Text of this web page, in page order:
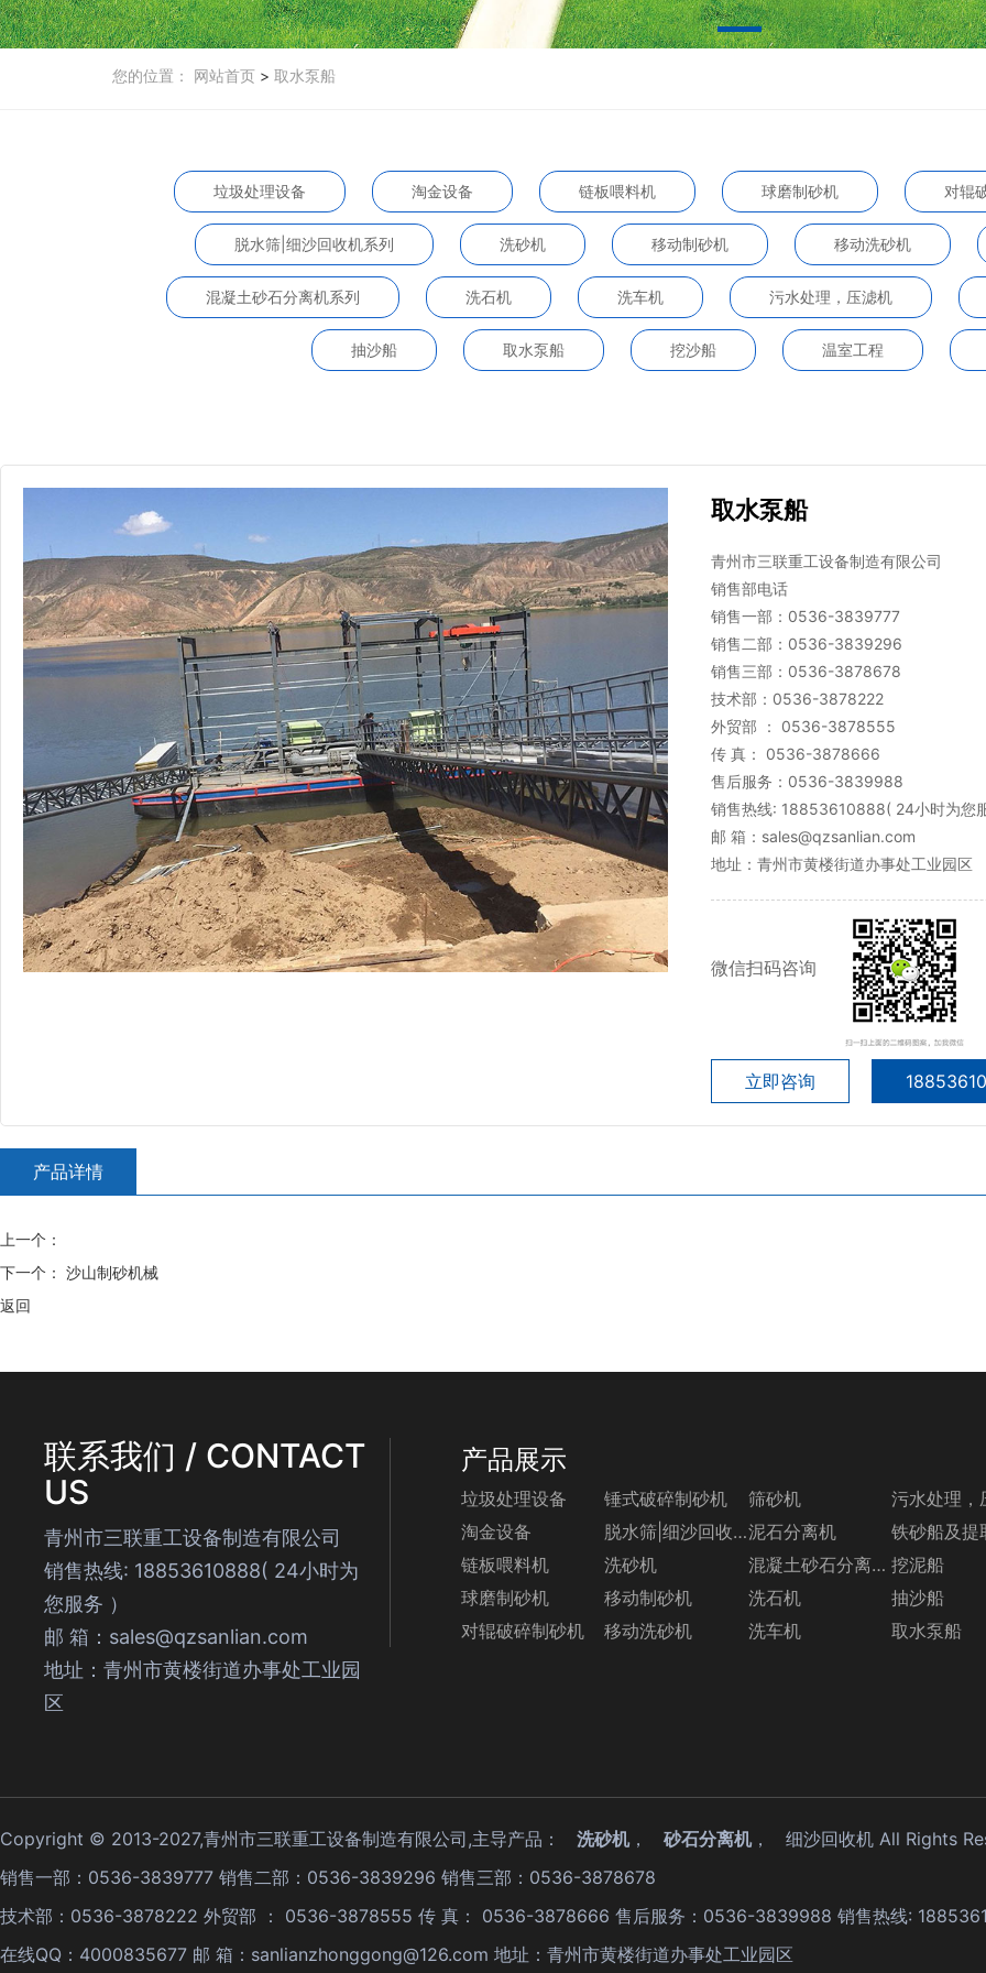
您的位置： 网站首页 > 取水泵船
垃圾处理设备 淘金设备 链板喂料机 球磨制砂机 对辊
脱水筛|细沙回收机系列 洗砂机 移动制砂机 移动洗砂机
混凝土砂石分离机系列 洗石机 洗车机 污水处理，压滤机
抽沙船 取水泵船 挖沙船 温室工程
取水泵船
青州市三联重工设备制造有限公司
销售部电话
销售一部：0536-3839777
销售二部：0536-3839296
销售三部：0536-3878678
技术部：0536-3878222
外贸部 ： 0536-3878555
传 真： 0536-3878666
售后服务：0536-3839988
销售热线: 18853610888( 24小时为您
邮 箱：sales@qzsanlian.com
地址：青州市黄楼街道办事处工业园区
微信扫码咨询
立即咨询
产品详情
上一个：
下一个： 沙山制砂机械
返回
联系我们 / CONTACT
US
青州市三联重工设备制造有限公司
销售热线: 18853610888( 24小时为
您服务 ）
邮 箱：sales@qzsanlian.com
地址：青州市黄楼街道办事处工业园
区
产品展示
垃圾处理设备
淘金设备
链板喂料机
球磨制砂机
对辊破碎制砂机
锤式破碎制砂机
脱水筛|细沙回收机系列
洗砂机
移动制砂机
移动洗砂机
筛砂机
泥石分离机
混凝土砂石分离机系列
洗石机
洗车机
污水处理，
铁砂船及提
挖泥船
抽沙船
取水泵船
Copyright © 2013-2027,青州市三联重工设备制造有限公司,主导产品： 洗砂机， 砂石分离机， 细沙回收机 All Rights
销售一部：0536-3839777 销售二部：0536-3839296 销售三部：0536-3878678
技术部：0536-3878222 外贸部 ： 0536-3878555 传 真： 0536-3878666 售后服务：0536-3839988 销售热线:
在线QQ：4000835677 邮 箱：sanlianzhonggong@126.com 地址：青州市黄楼街道办事处工业园区